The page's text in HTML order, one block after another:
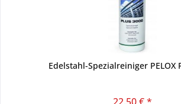
Edelstahl-Spezialreiniger PELOX